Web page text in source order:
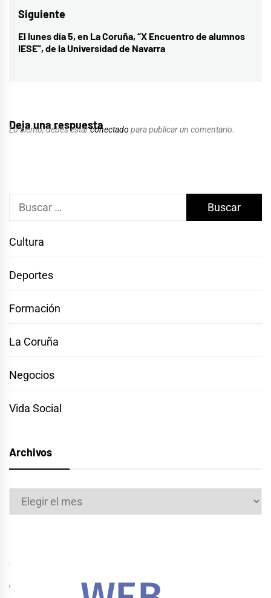
Siguiente
Entrada
siguiente:
El lunes día 5, en La Coruña, “X Encuentro de alumnos
IESE”, de la Universidad de Navarra
Deja una respuesta
Lo siento, debes estarconectado para publicar un comentario.
Buscar:
Cultura
Deportes
Formación
La Coruña
Negocios
Vida Social
Archivos
Archivos